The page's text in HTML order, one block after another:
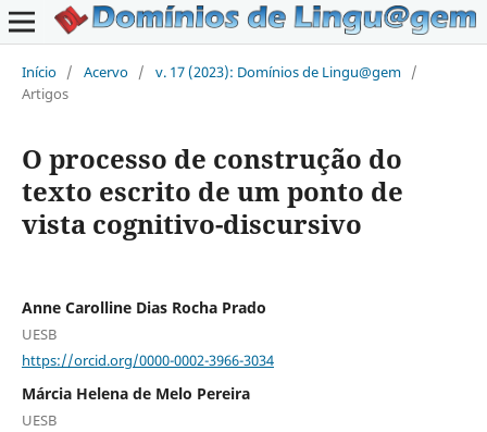
Início / Acervo / v. 17 (2023): Domínios de Lingu@gem /
Artigos
O processo de construção do
texto escrito de um ponto de
vista cognitivo-discursivo
Anne Carolline Dias Rocha Prado
UESB
https://orcid.org/0000-0002-3966-3034
Márcia Helena de Melo Pereira
UESB